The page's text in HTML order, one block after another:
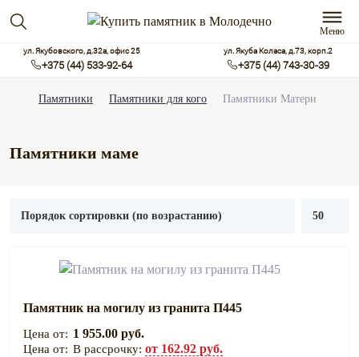
Меню
ул. Якубовского, д.32а, офис 25
+375 (44) 533-92-64
ул. Якуба Коласа, д.73, корп.2
+375 (44) 743-30-39
Памятники Памятники для кого Памятники Матери
Памятники маме
Памятник на могилу из гранита П445
1 955.00 руб.
В рассрочку: от 162.92 руб.